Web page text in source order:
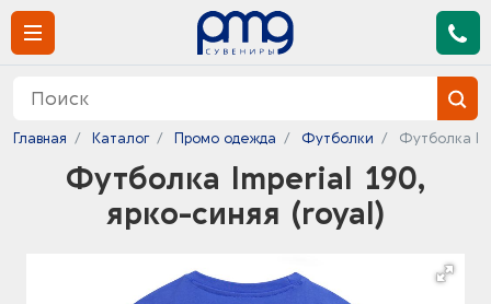
Главная Каталог Промо одежда Футболки Футболка
Футболка Imperial 190,
ярко-синяя (royal)